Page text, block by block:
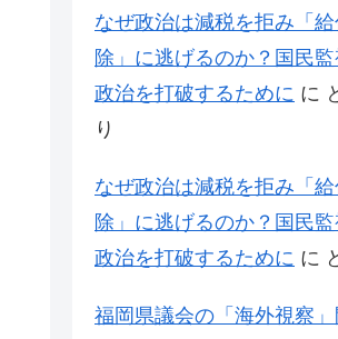
なぜ政治は減税を拒み「
除」に逃げるのか？国民
政治を打破するために に
り
なぜ政治は減税を拒み「
除」に逃げるのか？国民
政治を打破するために に
福岡県議会の「海外視察